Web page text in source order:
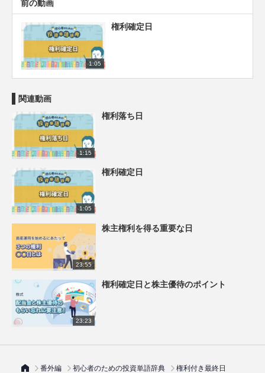
前の動画
1:05
権利確定日
関連動画
1:15
権利落ち日
1:05
権利確定日
23:55
株主権利を得る重要な日
23:23
権利確定日と株主優待のポイント
番外編 初心者のための投資単語辞典 権利付き最終日